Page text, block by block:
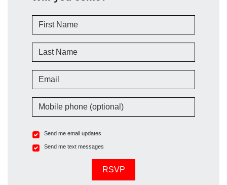
First Name
Last Name
Email
Mobile phone (optional)
Send me email updates
Send me text messages